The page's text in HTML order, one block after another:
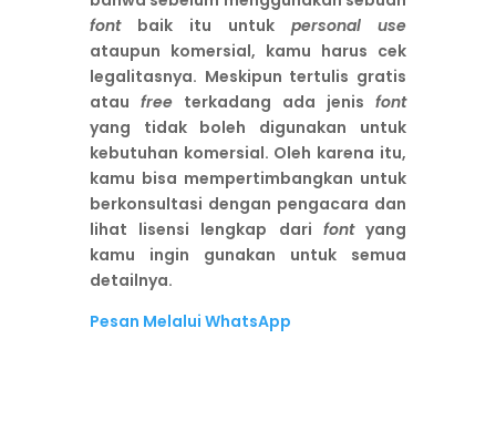
font baik itu untuk personal use
ataupun komersial, kamu harus cek
legalitasnya. Meskipun tertulis gratis
atau freeterkadang ada jenisfont
yang tidak boleh digunakan untuk
kebutuhan komersial. Oleh karena itu,
kamu bisa mempertimbangkan untuk
berkonsultasi dengan pengacara dan
lihat lisensi lengkap darifontyang
kamu ingin gunakan untuk semua
detailnya.
Pesan Melalui WhatsApp